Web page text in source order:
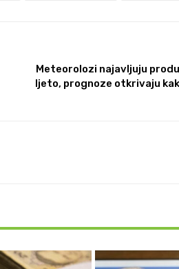
Meteorolozi najavljuju
ljeto, prognoze otkrivaju